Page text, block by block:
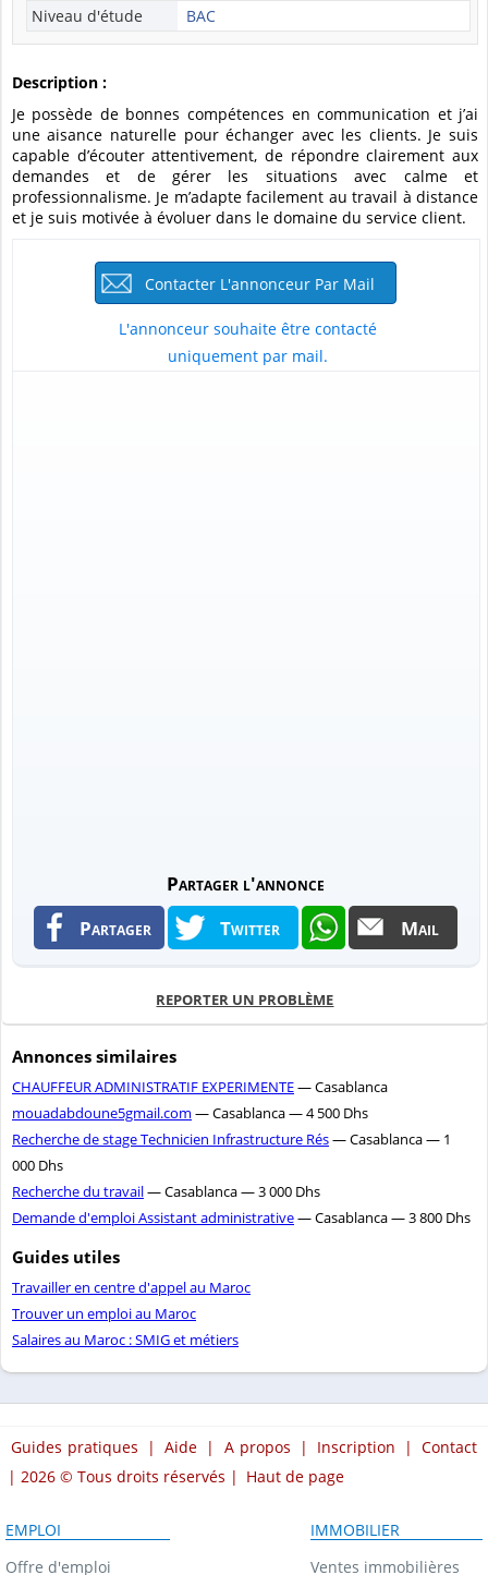
Niveau d'étude
BAC
Description :
Je possède de bonnes compétences en communication et j’ai
une aisance naturelle pour échanger avec les clients. Je suis
capable d’écouter attentivement, de répondre clairement aux
demandes et de gérer les situations avec calme et
professionnalisme. Je m’adapte facilement au travail à distance
et je suis motivée à évoluer dans le domaine du service client.
Contacter L'annonceur Par Mail
L'annonceur souhaite être contacté
uniquement par mail.
Partager l'annonce
Partager Twitter Mail
REPORTER UN PROBLÈME
Annonces similaires
CHAUFFEUR ADMINISTRATIF EXPERIMENTE— Casablanca
mouadabdoune5gmail.com — Casablanca — 4 500 Dhs
Recherche de stage Technicien Infrastructure Rés— Casablanca — 1
000 Dhs
Recherche du travail— Casablanca — 3 000 Dhs
Demande d'emploi Assistant administrative— Casablanca — 3 800 Dhs
Guides utiles
Travailler en centre d'appel au Maroc
Trouver un emploi au Maroc
Salaires au Maroc : SMIG et métiers
Guides pratiques | Aide | A propos | Inscription | Contact
| 2026 © Tous droits réservés | Haut de page
EMPLOI
Offre d'emploi
IMMOBILIER
Ventes immobilières